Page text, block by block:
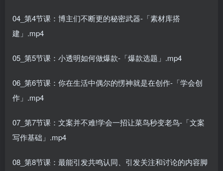
04_第4节课：博主们不断更的秘密武器-「素材库搭
建」.mp4
05_第5节课：小透明如何做爆款-「爆款选题」.mp4
06_第6节课：你在生活中偶尔的愣神就是在创作-「学会创
作」.mp4
07_第7节课：文案并不难!学会一招让菜鸟秒变老鸟-「文案
写作基础」.mp4
08_第8节课：最能引发共鸣认同、引发关注和讨论的内容脚